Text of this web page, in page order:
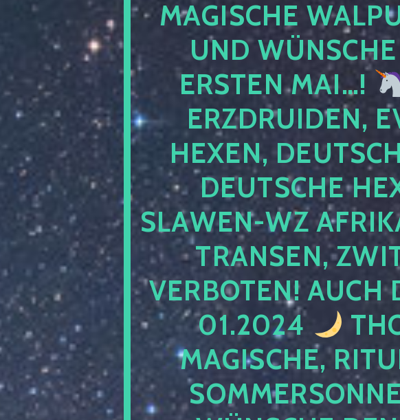
MAGISCHE
UND
ERSTEN MAI…!
ERZDRUIDEN,
HEXEN,
DEUTSCHE
SLAWEN-WZ
TRANSEN,
VERBOTEN! AUCH
01.2024
MAGISCHE,